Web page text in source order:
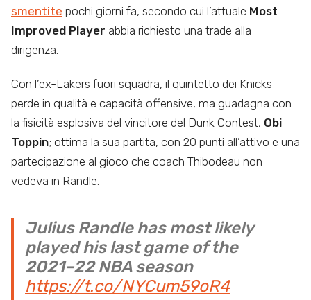
smentite pochi giorni fa, secondo cui l’attuale Most
Improved Player abbia richiesto una trade alla
dirigenza.
Con l’ex-Lakers fuori squadra, il quintetto dei Knicks
perde in qualità e capacità offensive, ma guadagna con
la fisicità esplosiva del vincitore del Dunk Contest, Obi
Toppin; ottima la sua partita, con 20 punti all’attivo e una
partecipazione al gioco che coach Thibodeau non
vedeva in Randle.
Julius Randle has most likely
played his last game of the
2021–22 NBA season
https://t.co/NYCum59oR4